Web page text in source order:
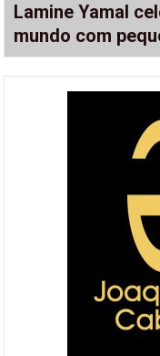
Lamine Yamal
mundo com